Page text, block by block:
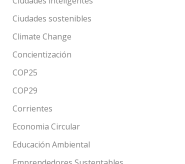
Ciudades sostenibles
Climate Change
Concientización
COP25
COP29
Corrientes
Economia Circular
Educación Ambiental